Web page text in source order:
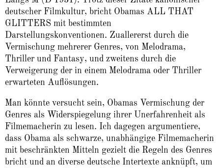
deutscher Filmkultur, bricht Obamas ALL THAT
GLITTERS mit bestimmten
Darstellungskonventionen. Zuallererst durch die
Vermischung mehrerer Genres, von Melodrama,
Thriller und Fantasy, und zweitens durch die
Verweigerung der in einem Melodrama oder Thriller
erwarteten Auflösungen.
Man könnte versucht sein, Obamas Vermischung der
Genres als Widerspiegelung ihrer Unerfahrenheit als
Filmemacherin zu lesen. Ich dagegen argumentiere,
dass Obama als schwarze, unabhängige Filmemacherin
mit beschränkten Mitteln gezielt die Regeln des Genres
bricht und an diverse deutsche Intertexte anknüpft, um